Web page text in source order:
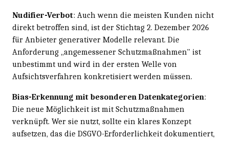
Nudifier-Verbot: Auch wenn die meisten Kunden nicht
direkt betroffen sind, ist der Stichtag 2. Dezember 2026
für Anbieter generativer Modelle relevant. Die
Anforderung „angemessener Schutzmaßnahmen" ist
unbestimmt und wird in der ersten Welle von
Aufsichtsverfahren konkretisiert werden müssen.
Bias-Erkennung mit besonderen Datenkategorien:
Die neue Möglichkeit ist mit Schutzmaßnahmen
verknüpft. Wer sie nutzt, sollte ein klares Konzept
aufsetzen, das die DSGVO-Erforderlichkeit dokumentiert,